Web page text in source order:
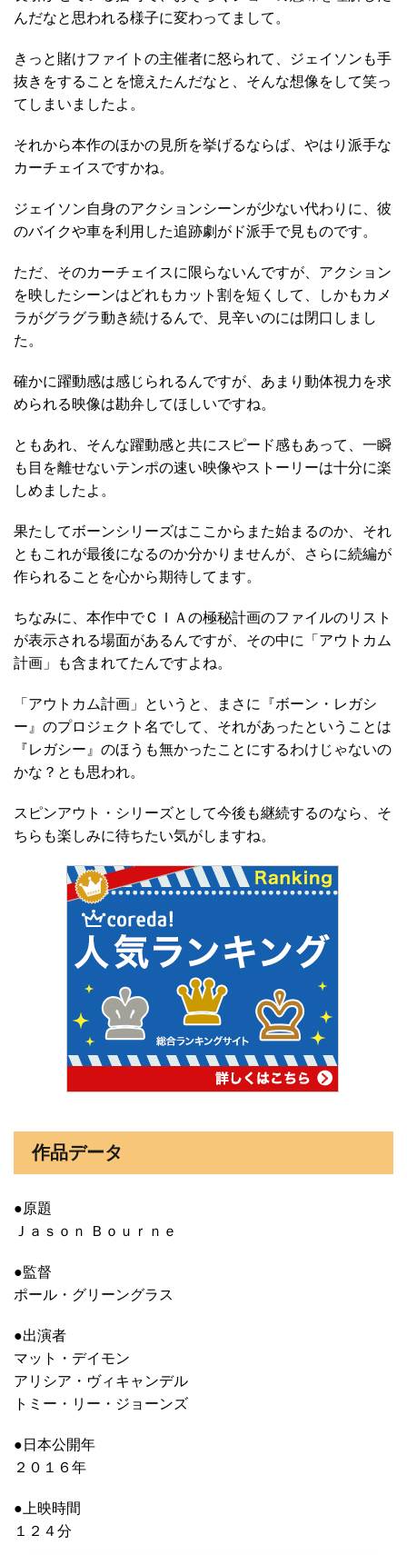
んだなと思われる様子に変わってまして。
きっと賭けファイトの主催者に怒られて、ジェイソンも手
抜きをすることを憶えたんだなと、そんな想像をして笑っ
てしまいましたよ。
それから本作のほかの見所を挙げるならば、やはり派手な
カーチェイスですかね。
ジェイソン自身のアクションシーンが少ない代わりに、彼
のバイクや車を利用した追跡劇がド派手で見ものです。
ただ、そのカーチェイスに限らないんですが、アクション
を映したシーンはどれもカット割を短くして、しかもカメ
ラがグラグラ動き続けるんで、見辛いのには閉口しまし
た。
確かに躍動感は感じられるんですが、あまり動体視力を求
められる映像は勘弁してほしいですね。
ともあれ、そんな躍動感と共にスピード感もあって、一瞬
も目を離せないテンポの速い映像やストーリーは十分に楽
しめましたよ。
果たしてボーンシリーズはここからまた始まるのか、それ
ともこれが最後になるのか分かりませんが、さらに続編が
作られることを心から期待してます。
ちなみに、本作中でＣＩＡの極秘計画のファイルのリスト
が表示される場面があるんですが、その中に「アウトカム
計画」も含まれてたんですよね。
「アウトカム計画」というと、まさに『ボーン・レガシ
ー』のプロジェクト名でして、それがあったということは
『レガシー』のほうも無かったことにするわけじゃないの
かな？とも思われ。
スピンアウト・シリーズとして今後も継続するのなら、そ
ちらも楽しみに待ちたい気がしますね。
作品データ
●原題
Ｊａｓｏｎ Ｂｏｕｒｎｅ
●監督
ポール・グリーングラス
●出演者
マット・デイモン
アリシア・ヴィキャンデル
トミー・リー・ジョーンズ
●日本公開年
２０１６年
●上映時間
１２４分